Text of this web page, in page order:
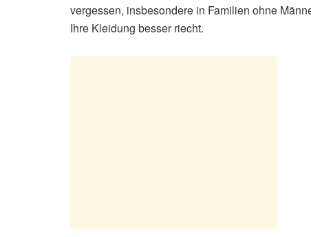
vergessen, insbesondere in Familien ohne
Ihre Kleidung besser riecht.